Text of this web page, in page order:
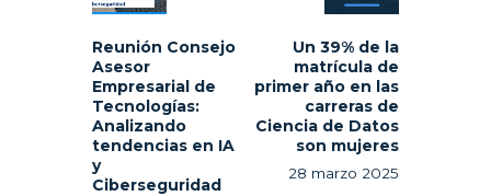
Reunión Consejo
Asesor
Empresarial de
Tecnologías:
Analizando
tendencias en IA
y
Ciberseguridad
Un 39% de la
matrícula de
primer año en las
carreras de
Ciencia de Datos
son mujeres
28 marzo 2025